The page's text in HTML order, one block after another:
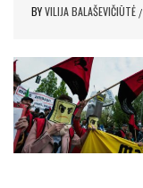
BYVILIJA BALAŠEVIČIŪTĖ /